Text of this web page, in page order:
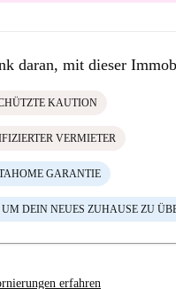
daran, mit dieser
KAUTION
VERMIETER
GARANTIE
UM DEIN NEUES ZUHAUSE ZU
erfahren